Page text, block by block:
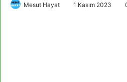
Mesut Hayat 1 Kasım 2023